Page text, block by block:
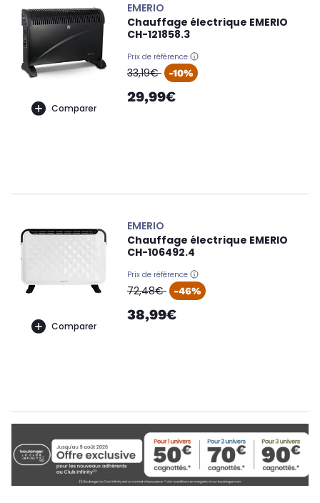
Comparer
EMERIO
Chauffage électrique EMERIO
CH-121858.3
Prix de référence
oldPrice
33,19€ -10%
29,99€
Comparer
EMERIO
Chauffage électrique EMERIO
CH-106492.4
Prix de référence
oldPrice
72,48€ -46%
38,99€